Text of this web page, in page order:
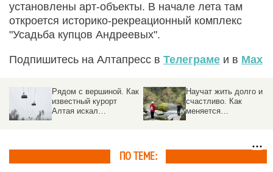
установлены арт-объекты. В начале лета там
откроется историко-рекреационный комплекс
"Усадьба купцов Андреевых".
Подпишитесь на Алтапресс в Телеграме и в Max
Научат жить долго и
счастливо. Как
меняется
Что известно о
создании третьего в
России геопарка
ПО ТЕМЕ: